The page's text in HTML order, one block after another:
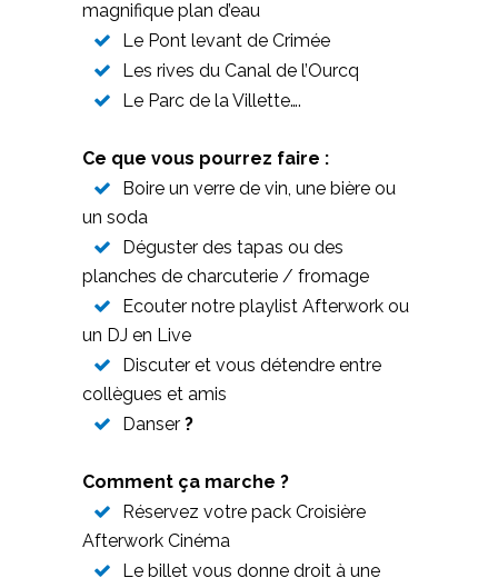
magnifique plan d’eau
Le Pont levant de Crimée
Les rives du Canal de l’Ourcq
Le Parc de la Villette….
Ce que vous pourrez faire :
Boire un verre de vin, une bière ou
un soda
Déguster des tapas ou des
planches de charcuterie / fromage
Ecouter notre playlist Afterwork ou
un DJ en Live
Discuter et vous détendre entre
collègues et amis
Danser ?
Comment ça marche ?
Réservez votre pack Croisière
Afterwork Cinéma
Le billet vous donne droit à une